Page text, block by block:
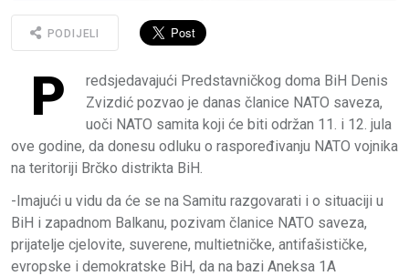
PODIJELI
P
redsjedavajući Predstavničkog doma BiH Denis
Zvizdić pozvao je danas članice NATO saveza,
uoči NATO samita koji će biti održan 11. i 12. jula
ove godine, da donesu odluku o raspoređivanju NATO vojnika
na teritoriji Brčko distrikta BiH.
-Imajući u vidu da će se na Samitu razgovarati i o situaciji u
BiH i zapadnom Balkanu, pozivam članice NATO saveza,
prijatelje cjelovite, suverene, multietničke, antifašističke,
evropske i demokratske BiH, da na bazi Aneksa 1A